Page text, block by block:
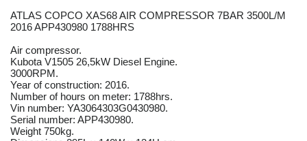
ATLAS COPCO XAS68 AIR COMPRESSOR 7BAR 3500L/M
2016 APP430980 1788HRS
Air compressor.
Kubota V1505 26,5kW Diesel Engine.
3000RPM.
Year of construction: 2016.
Number of hours on meter: 1788hrs.
Vin number: YA3064303G0430980.
Serial number: APP430980.
Weight 750kg.